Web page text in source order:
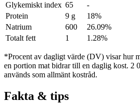
Glykemiskt index 65
-
Protein
9 g
18%
Natrium
600
26.09%
Totalt fett
1 1.28%
*Procent av dagligt värde (DV) visar hur
en portion mat bidrar till en daglig kost. 2
används som allmänt kostråd.
Fakta & tips